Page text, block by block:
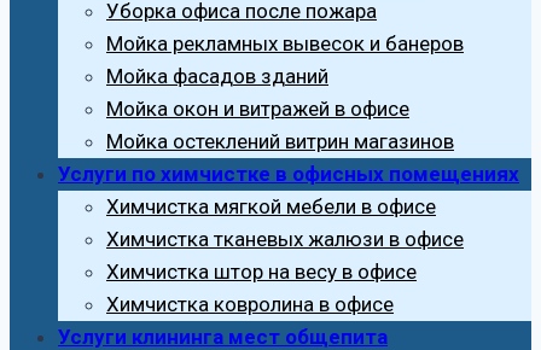
Уборка офиса после пожара
Мойка рекламных вывесок и банеров
Мойка фасадов зданий
Мойка окон и витражей в офисе
Мойка остеклений витрин магазинов
Услуги по химчистке в офисных помещениях
Химчистка мягкой мебели в офисе
Химчистка тканевых жалюзи в офисе
Химчистка штор на весу в офисе
Химчистка ковролина в офисе
Услуги клининга мест общепита